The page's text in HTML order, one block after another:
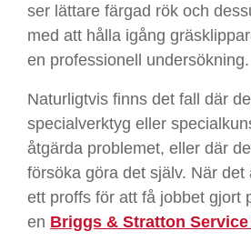
ser lättare färgad rök och
med att hålla igång
en professionell undersökning.
Naturligtvis finns det fall där
specialverktyg eller
åtgärda problemet, eller där
försöka göra det själv. När det
ett proffs för att få jobbet gjort
en Briggs & Stratton Service